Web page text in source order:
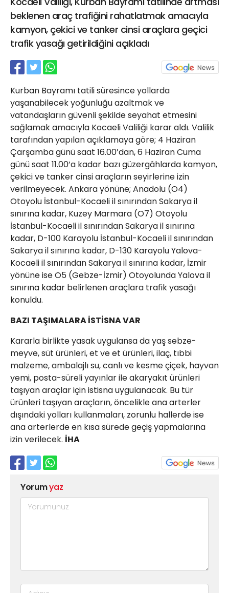
beklenen araç trafiğini rahatlatmak amacıyla
kamyon, çekici ve tanker cinsi araçlara geçici
trafik yasağı getirildiğini açıkladı
Kurban Bayramı tatili süresince yollarda
yaşanabilecek yoğunluğu azaltmak ve
vatandaşların güvenli şekilde seyahat etmesini
sağlamak amacıyla Kocaeli Valiliği karar aldı. Valilik
tarafından yapılan açıklamaya göre; 4 Haziran
Çarşamba günü saat 16.00’dan, 6 Haziran Cuma
günü saat 11.00’a kadar bazı güzergâhlarda kamyon,
çekici ve tanker cinsi araçların seyirlerine izin
verilmeyecek. Ankara yönüne; Anadolu (O4)
Otoyolu İstanbul-Kocaeli il sınırından Sakarya il
sınırına kadar, Kuzey Marmara (O7) Otoyolu
İstanbul-Kocaeli il sınırından Sakarya il sınırına
kadar, D-100 Karayolu İstanbul-Kocaeli il sınırından
Sakarya il sınırına kadar, D-130 Karayolu Yalova-
Kocaeli il sınırından Sakarya il sınırına kadar, İzmir
yönüne ise O5 (Gebze-İzmir) Otoyolunda Yalova il
sınırına kadar belirlenen araçlara trafik yasağı
konuldu.
BAZI TAŞIMALARA İSTİSNA VAR
Kararla birlikte yasak uygulansa da yaş sebze-
meyve, süt ürünleri, et ve et ürünleri, ilaç, tıbbi
malzeme, ambalajlı su, canlı ve kesme çiçek, hayvan
yemi, posta-süreli yayınlar ile akaryakıt ürünleri
taşıyan araçlar için istisna uygulanacak. Bu tür
ürünleri taşıyan araçların, öncelikle ana arterler
dışındaki yolları kullanmaları, zorunlu hallerde ise
ana arterlerde en kısa sürede geçiş yapmalarına
izin verilecek. İHA
Yorumyaz
21 Gölcük
02624132333
haber@golcukpostasi.com